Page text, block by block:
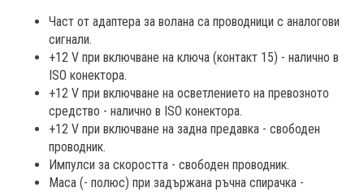
Част от адаптера за волана са проводници с аналогови
сигнали.
+12 V при включване на ключа (контакт 15) - налично в
ISO конектора.
+12 V при включване на осветлението на превозното
средство - налично в ISO конектора.
+12 V при включване на задна предавка - свободен
проводник.
Импулси за скоростта - свободен проводник.
Маса (- полюс) при задържана ръчна спирачка -